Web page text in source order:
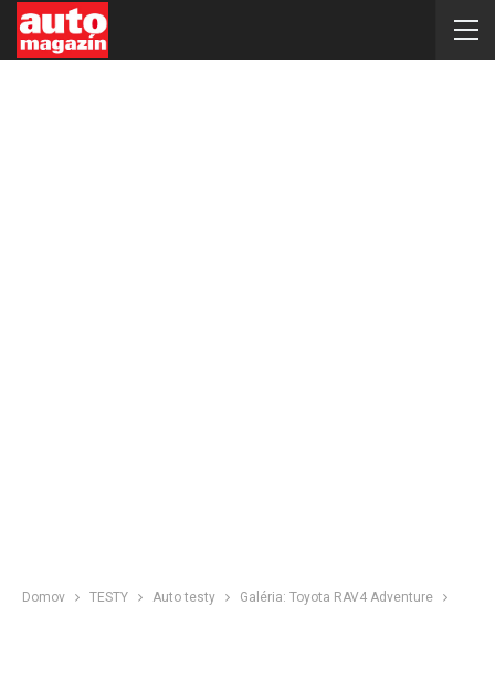
Domov TESTY Auto testy Galéria: Toyota RAV4 Adventure